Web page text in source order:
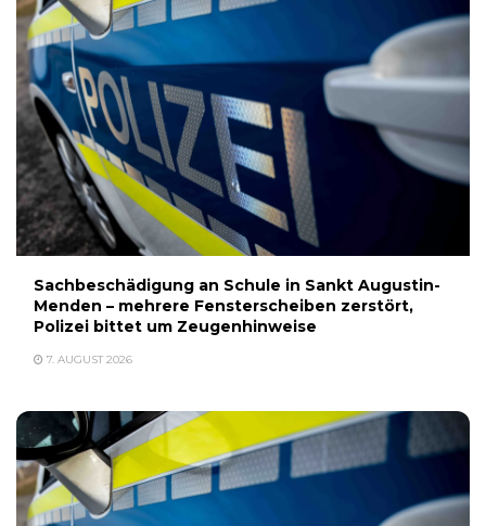
Sachbeschädigung an Schule in Sankt Augustin-
Menden – mehrere Fensterscheiben zerstört,
Polizei bittet um Zeugenhinweise
7. AUGUST 2026